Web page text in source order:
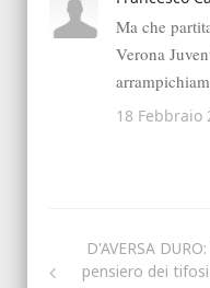
D'AVERSA
pensiero dei